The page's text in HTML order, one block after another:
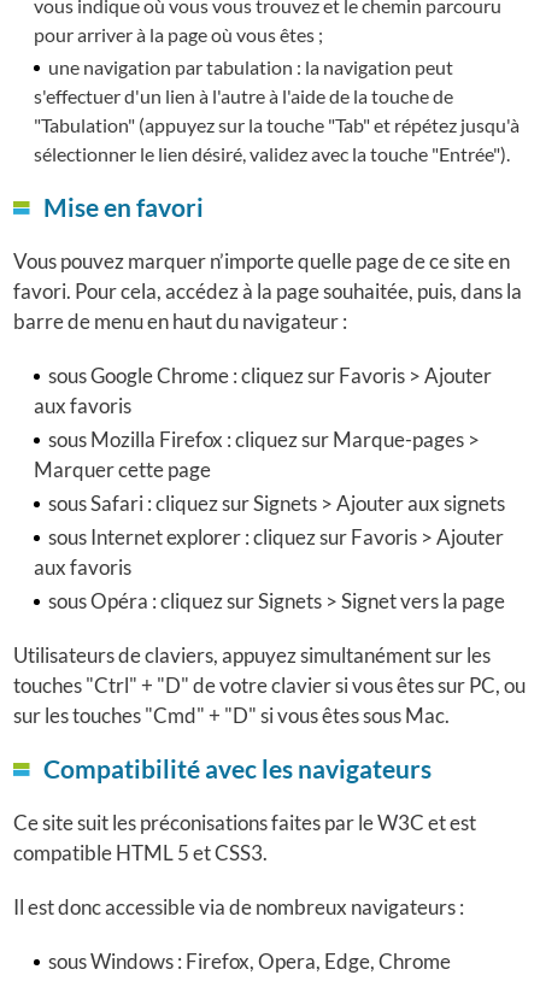
vous indique où vous vous trouvez et le chemin parcouru
pour arriver à la page où vous êtes ;
une navigation par tabulation : la navigation peut
s'effectuer d'un lien à l'autre à l'aide de la touche de
"Tabulation" (appuyez sur la touche "Tab" et répétez jusqu'à
sélectionner le lien désiré, validez avec la touche "Entrée").
Mise en favori
Vous pouvez marquer n’importe quelle page de ce site en
favori. Pour cela, accédez à la page souhaitée, puis, dans la
barre de menu en haut du navigateur :
sous Google Chrome : cliquez sur Favoris > Ajouter
aux favoris
sous Mozilla Firefox : cliquez sur Marque-pages >
Marquer cette page
sous Safari : cliquez sur Signets > Ajouter aux signets
sous Internet explorer : cliquez sur Favoris > Ajouter
aux favoris
sous Opéra : cliquez sur Signets > Signet vers la page
Utilisateurs de claviers, appuyez simultanément sur les
touches "Ctrl" + "D" de votre clavier si vous êtes sur PC, ou
sur les touches "Cmd" + "D" si vous êtes sous Mac.
Compatibilité avec les navigateurs
Ce site suit les préconisations faites par le W3C et est
compatible HTML 5 et CSS3.
Il est donc accessible via de nombreux navigateurs :
sous Windows : Firefox, Opera, Edge, Chrome